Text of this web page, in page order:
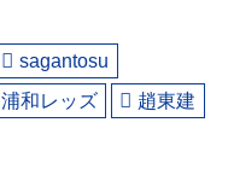
sagantosu
浦和レッズ
趙東建